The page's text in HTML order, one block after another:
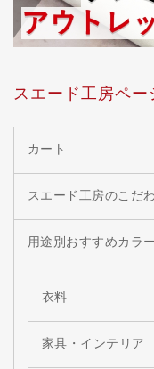
スエード工房ペー
カート
スエード工房のこだ
用途別おすすめカラー
衣料
家具・インテリア